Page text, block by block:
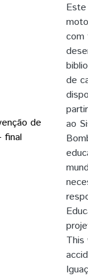
de
final
com
de
ao
This